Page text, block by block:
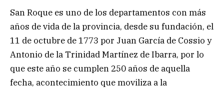
San Roque es uno de los departamentos con más
años de vida de la provincia, desde su fundación, el
11 de octubre de 1773 por Juan García de Cossio y
Antonio de la Trinidad Martínez de Ibarra, por lo
que este año se cumplen 250 años de aquella
fecha, acontecimiento que moviliza a la